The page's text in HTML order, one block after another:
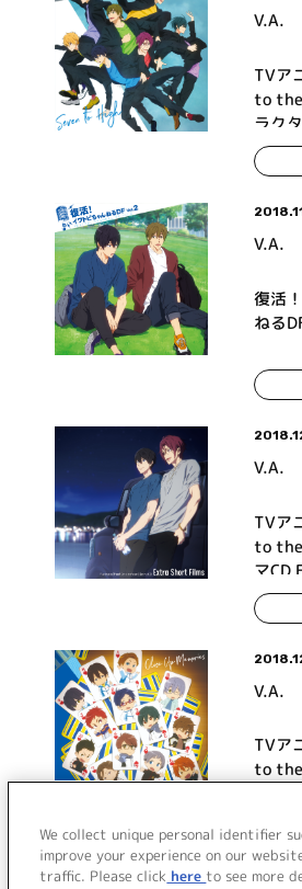
V.A.
TVア
to
ラク
ルバ
High
V.A.
復活
ねる
V.A.
TVア
to
マCD
Films
V.A.
TVア
to
We collect unique personal identifier
improve your experience on our
traffic. Please click here to see more